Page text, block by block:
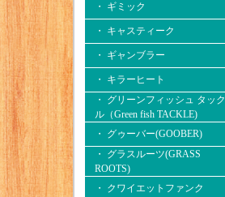
・ ギミック
・ キャスティーク
・ ギャンブラー
・ キラーヒート
・ グリーンフィッシュ タック
ル（Green fish TACKLE)
・ グゥーバー(GOOBER)
・ グラスルーツ(GRASS
ROOTS)
・ クワイエットファンク